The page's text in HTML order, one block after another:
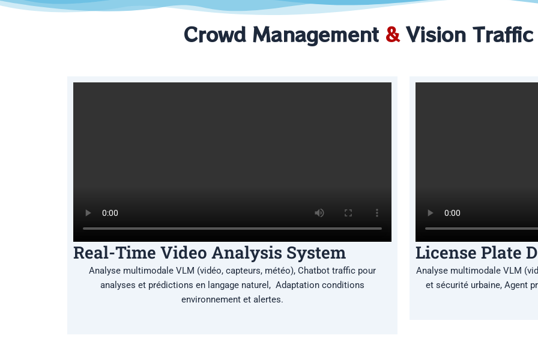
Crowd Management &Vision Traffic
Real-Time Video Analysis System
Analyse multimodale VLM (vidéo, capteurs, météo), Chatbot traffic pour
analyses et prédictions en langage naturel, Adaptation conditions
environnement et alertes.
License Plate
Analyse multimodale VLM
et sécurité urbaine, Agent